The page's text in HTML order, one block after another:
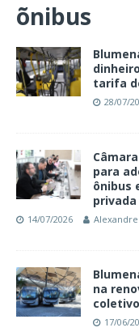
õnibus
tarifa
28/07/
para
ônibus
privada
14/07/2026
na
coletivo
17/06/